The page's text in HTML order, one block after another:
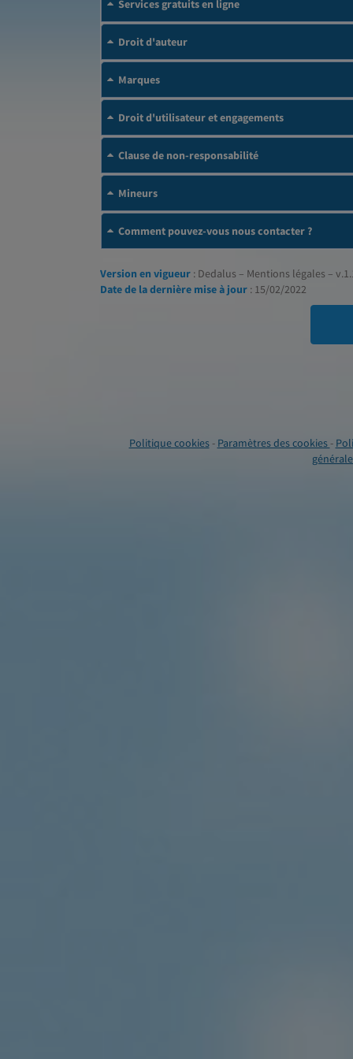
Services gratuits en ligne
Droit d'auteur
Marques
Droit d'utilisateur et engagements
Clause de non-responsabilité
Mineurs
Comment pouvez-vous nous contacter ?
Version en vigueur : Dedalus – Mentions légales –
Date de la dernière mise à jour : 15/02/2022
Politique cookies- Paramètres des cookies-